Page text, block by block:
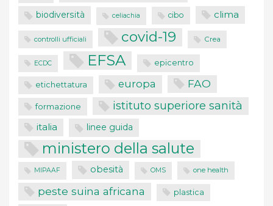
biodiversità celiachia cibo clima
controlli ufficiali covid-19 Crea
ECDC EFSA epicentro
etichettatura europa FAO
formazione istituto superiore sanità
italia linee guida
ministero della salute
MIPAAF obesità OMS one health
peste suina africana plastica